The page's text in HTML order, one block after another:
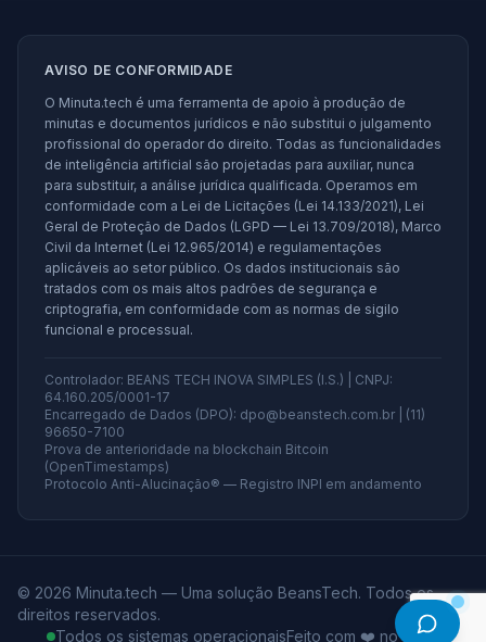
AVISO DE CONFORMIDADE
O Minuta.tech é uma ferramenta de apoio à produção de
minutas e documentos jurídicos e não substitui o julgamento
profissional do operador do direito. Todas as funcionalidades
de inteligência artificial são projetadas para auxiliar, nunca
para substituir, a análise jurídica qualificada. Operamos em
conformidade com a Lei de Licitações (Lei 14.133/2021), Lei
Geral de Proteção de Dados (LGPD — Lei 13.709/2018), Marco
Civil da Internet (Lei 12.965/2014) e regulamentações
aplicáveis ao setor público. Os dados institucionais são
tratados com os mais altos padrões de segurança e
criptografia, em conformidade com as normas de sigilo
funcional e processual.
Controlador: BEANS TECH INOVA SIMPLES (I.S.) | CNPJ:
64.160.205/0001-17
Encarregado de Dados (DPO): dpo@beanstech.com.br | (11)
96650-7100
Prova de anterioridade na blockchain Bitcoin
(OpenTimestamps)
Protocolo Anti-Alucinação® — Registro INPI em andamento
© 2026 Minuta.tech — Uma solução BeansTech. Todos os
direitos reservados.
Todos os sistemas operacionaisFeito com ❤️ no Brasil